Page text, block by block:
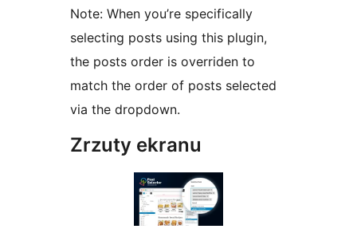
Note: When you’re specifically
selecting posts using this plugin,
the posts order is overriden to
match the order of posts selected
via the dropdown.
Zrzuty ekranu